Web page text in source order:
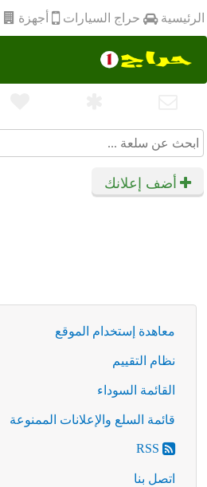
الرئيسية حراج السيارات أجهزة
أضف إعلانك
معاهدة إستخدام الموقع
نظام التقييم
القائمة السوداء
قائمة السلع والإعلانات الممنوعة
اتصل بنا